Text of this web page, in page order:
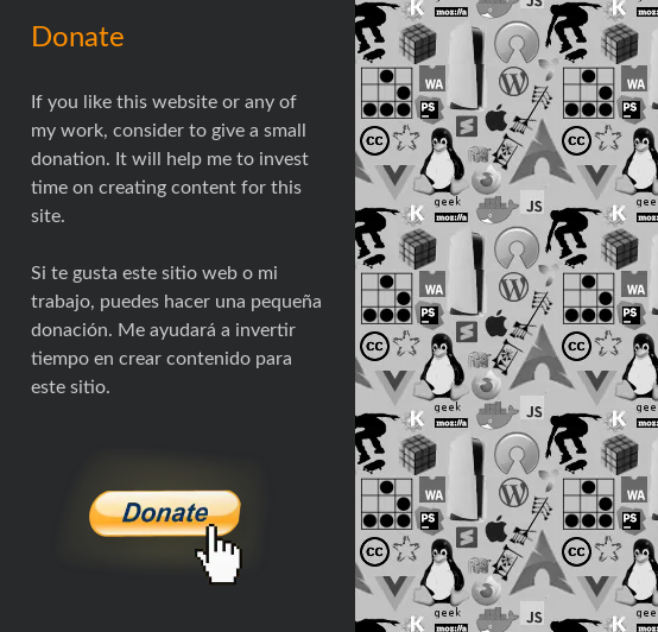
Donate
If you like this website or any of
my work, consider to give a small
donation. It will help me to invest
time on creating content for this
site.
Si te gusta este sitio web o mi
trabajo, puedes hacer una pequeña
donación. Me ayudará a invertir
tiempo en crear contenido para
este sitio.